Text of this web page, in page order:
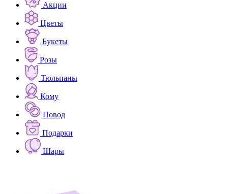
Акции
Цветы
Букеты
Розы
Тюльпаны
Кому
Повод
Подарки
Шары